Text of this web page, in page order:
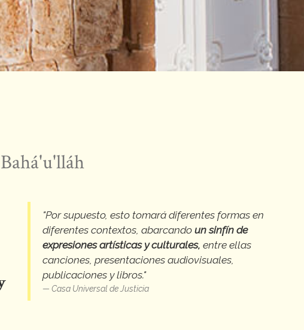
"Por supuesto, esto tomará diferentes formas en
diferentes contextos, abarcando un sinfín de
expresiones artísticas y culturales, entre ellas
canciones, presentaciones audiovisuales,
publicaciones y libros."
Casa Universal de Justicia